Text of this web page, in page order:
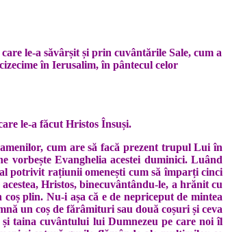
le-a săvârșit și prin cuvântările Sale, cum a
în Ierusalim, în pântecul celor
le-a făcut Hristos Însuși.
cum are să facă prezent trupul Lui în
vorbește Evanghelia acestei duminici. Luând
potrivit rațiunii omenești cum să împarți cinci
Hristos, binecuvântându-le, a hrănit cu
plin. Nu-i așa că e de nepriceput de mintea
un coș de fărâmituri sau două coșuri și ceva
taina cuvântului lui Dumnezeu pe care noi îl